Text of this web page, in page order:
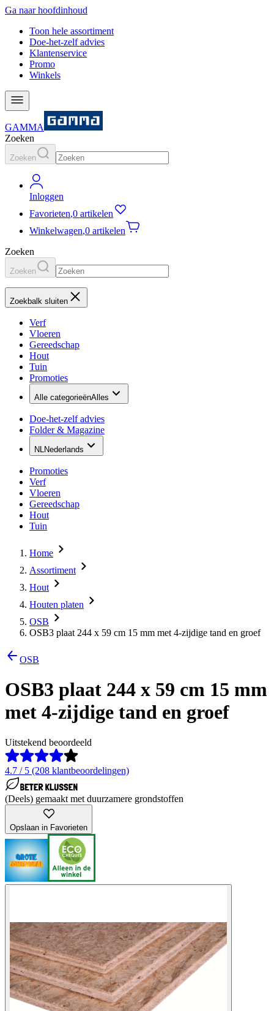
Ga naar hoofdinhoud
Toon hele assortiment
Doe-het-zelf advies
Klantenservice
Promo
Winkels
GAMMA
Zoeken
Zoeken
Inloggen
Favorieten,0 artikelen
Winkelwagen,0 artikelen
Zoeken
Zoeken
Zoekbalk sluiten
Verf
Vloeren
Gereedschap
Hout
Tuin
Promoties
Alle categorieënAlles
Doe-het-zelf advies
Folder & Magazine
NLNederlands
Promoties
Verf
Vloeren
Gereedschap
Hout
Tuin
Home
Assortiment
Hout
Houten platen
OSB
OSB3 plaat 244 x 59 cm 15 mm met 4-zijdige tand en groef
OSB
OSB3 plaat 244 x 59 cm 15 mm
met 4-zijdige tand en groef
Uitstekend beoordeeld
4.7 / 5 (208 klantbeoordelingen)
(Deels) gemaakt met duurzamere grondstoffen
Opslaan in Favorieten